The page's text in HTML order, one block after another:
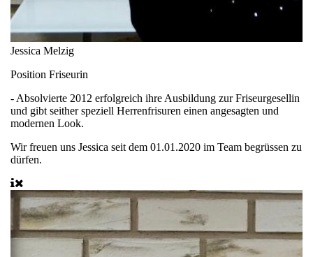
Jessica Melzig
Position Friseurin
- Absolvierte 2012 erfolgreich ihre Ausbildung zur Friseurgesellin
und gibt seither speziell Herrenfrisuren einen angesagten und
modernen Look.
Wir freuen uns Jessica seit dem 01.01.2020 im Team begrüssen zu
dürfen.